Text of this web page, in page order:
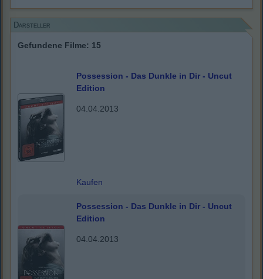
Darsteller
Gefundene Filme: 15
Possession - Das Dunkle in Dir - Uncut
Edition
04.04.2013
Kaufen
Possession - Das Dunkle in Dir - Uncut
Edition
04.04.2013